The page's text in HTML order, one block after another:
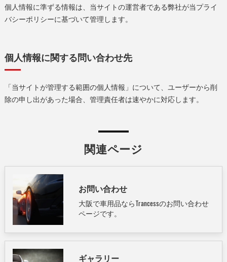
個人情報に準ずる情報は、当サイトの運営者である弊社が当プライ
バシーポリシーに基づいて管理します。
個人情報に関する問い合わせ先
「当サイトが管理する範囲の個人情報」について、ユーザーから削
除の申し出があった場合、管理責任者は速やかに対応します。
関連ページ
お問い合わせ
大阪で車用品ならTrancessのお問い合わせ
ページです。
ギャラリー